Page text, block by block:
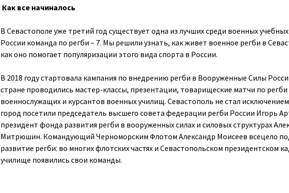
Как все начиналось
В Севастополе уже третий год существует одна из лучших среди военных
России команда по регби – 7. Мы решили узнать, как живет военное регби в
как оно помогает популяризации этого вида спорта в России.
В 2018 году стартовала кампания по внедрению регби в Вооруженные Силы
стране проводились мастер-классы, презентации, товарищеские матчи по регби
военнослужащих и курсантов военных училищ. Севастополь не стал
город посетили председатель высшего совета федерации регби России Игорь
президент фонда развития регби в вооруженных силах и силовых структурах
Митрюшин. Командующий Черноморским Флотом Александр Моисеев всецело
развитие регби: во многих флотских частях и Севастопольском президентском
училище появились свои команды.